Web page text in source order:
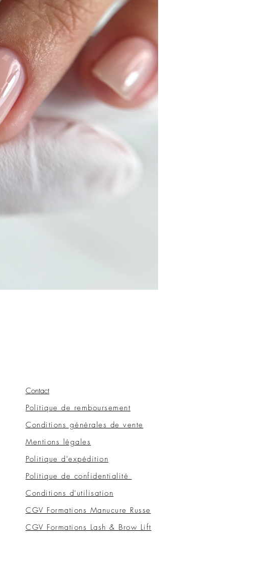
Contact
Politique de remboursement
Conditions générales de vente
Mentions légales
Politique d'expédition
Politique de confidentialité
Conditions d'utilisation
CGV Formations Manucure Russe
CGV Formations Lash & Brow Lift